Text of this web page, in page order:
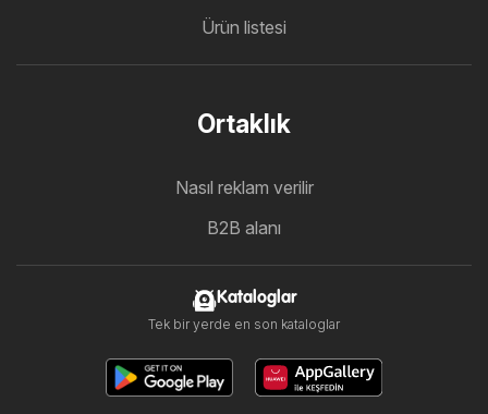
Ürün listesi
Ortaklık
Nasıl reklam verilir
B2B alanı
Kataloglar
Tek bir yerde en son kataloglar